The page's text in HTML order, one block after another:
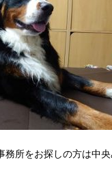
務所をお探しの方は中央